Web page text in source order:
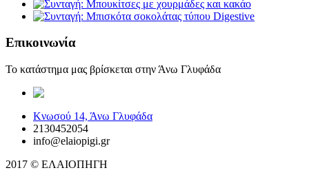
Επικοινωνία
Το κατάστημα μας βρίσκεται στην Άνω Γλυφάδα
Κνωσού 14, Άνω Γλυφάδα
2130452054
info@elaiopigi.gr
2017 © ΕΛΑΙΟΠΗΓΗ